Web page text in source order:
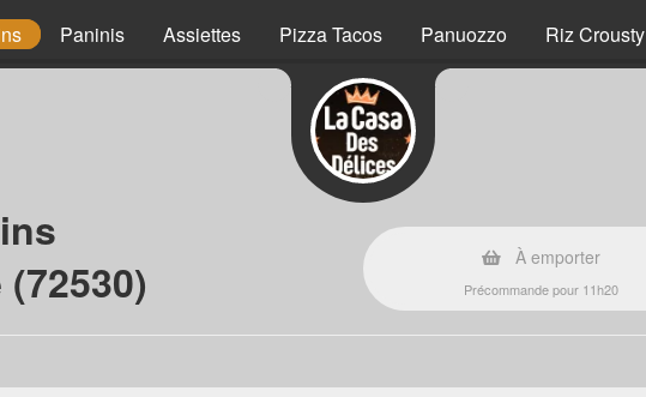
Paninis Assiettes Pizza Tacos Panuozzo Riz Crousty
À emporter
Précommande pour 11h20